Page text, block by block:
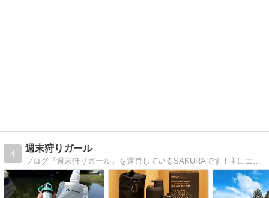
4
週末狩りガール
ブログ『週末狩りガール』を運営しているSAKURAです！主にエアライフル（空気銃）を使った狩猟・キャンプ・海釣りについての記事を書いています！